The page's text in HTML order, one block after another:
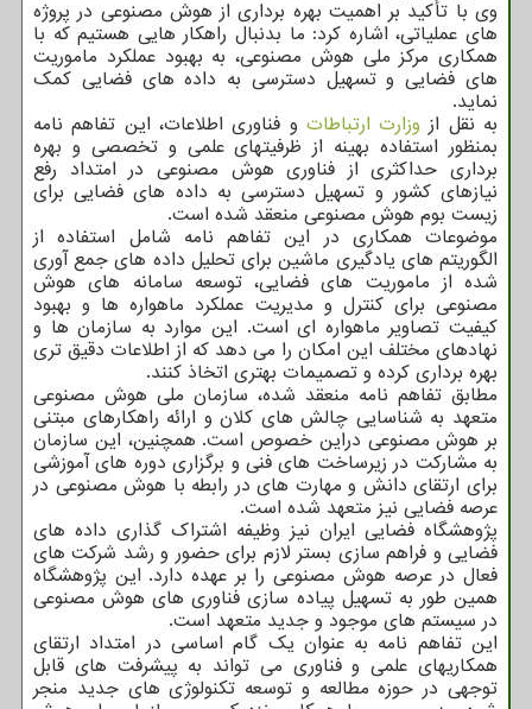
وی با تأکید بر اهمیت بهره برداری از هوش مصنوعی در پروژه
های عملیاتی، اشاره کرد: ما بدنبال راهکار هایی هستیم که با
همکاری مرکز ملی هوش مصنوعی، به بهبود عملکرد ماموریت
های فضایی و تسهیل دسترسی به داده های فضایی کمک
نماید.
به نقل از وزارت ارتباطات و فناوری اطلاعات، این تفاهم نامه
بمنظور استفاده بهینه از ظرفیتهای علمی و تخصصی و بهره
برداری حداکثری از فناوری هوش مصنوعی در امتداد رفع
نیازهای کشور و تسهیل دسترسی به داده های فضایی برای
زیست بوم هوش مصنوعی منعقد شده است.
موضوعات همکاری در این تفاهم نامه شامل استفاده از
الگوریتم های یادگیری ماشین برای تحلیل داده های جمع آوری
شده از ماموریت های فضایی، توسعه سامانه های هوش
مصنوعی برای کنترل و مدیریت عملکرد ماهواره ها و بهبود
کیفیت تصاویر ماهواره ای است. این موارد به سازمان ها و
نهادهای مختلف این امکان را می دهد که از اطلاعات دقیق تری
بهره برداری کرده و تصمیمات بهتری اتخاذ کنند.
مطابق تفاهم نامه منعقد شده، سازمان ملی هوش مصنوعی
متعهد به شناسایی چالش های کلان و ارائه راهکارهای مبتنی
بر هوش مصنوعی دراین خصوص است. همچنین، این سازمان
به مشارکت در زیرساخت های فنی و برگزاری دوره های آموزشی
برای ارتقای دانش و مهارت های در رابطه با هوش مصنوعی در
عرصه فضایی نیز متعهد شده است.
پژوهشگاه فضایی ایران نیز وظیفه اشتراک گذاری داده های
فضایی و فراهم سازی بستر لازم برای حضور و رشد شرکت های
فعال در عرصه هوش مصنوعی را بر عهده دارد. این پژوهشگاه
همین طور به تسهیل پیاده سازی فناوری های هوش مصنوعی
در سیستم های موجود و جدید متعهد است.
این تفاهم نامه به عنوان یک گام اساسی در امتداد ارتقای
همکاریهای علمی و فناوری می تواند به پیشرفت های قابل
توجهی در حوزه مطالعه و توسعه تکنولوژی های جدید منجر